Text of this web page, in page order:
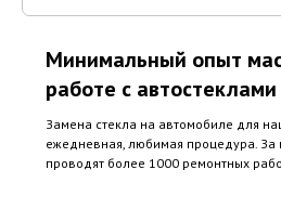
Минимальный опыт
работе с
Замена стекла на автомобиле для
ежедневная, любимая процедура. За
проводят более 1000 ремонтных